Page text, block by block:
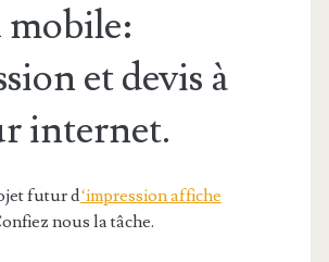
mobile:
et devis à
internet.
futur d‘impression affiche
nous la tâche.